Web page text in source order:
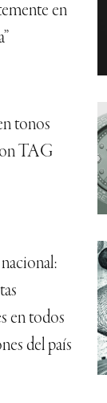
en
tonos
TAG
en todos
del país